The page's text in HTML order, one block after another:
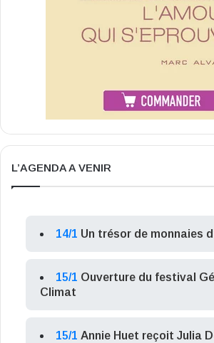
L’AGENDA A VENIR
14/1 Un trésor de monnaies
15/1 Ouverture du festival
Climat
15/1 Annie Huet reçoit Julia